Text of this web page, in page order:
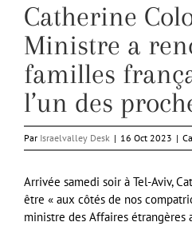
Catherine
Ministre a
familles
l’un des
Par Israelvalley Desk | 16 Oct 2023 |
Arrivée samedi soir à Tel-Aviv,
être « aux côtés de nos
ministre des Affaires étrangères